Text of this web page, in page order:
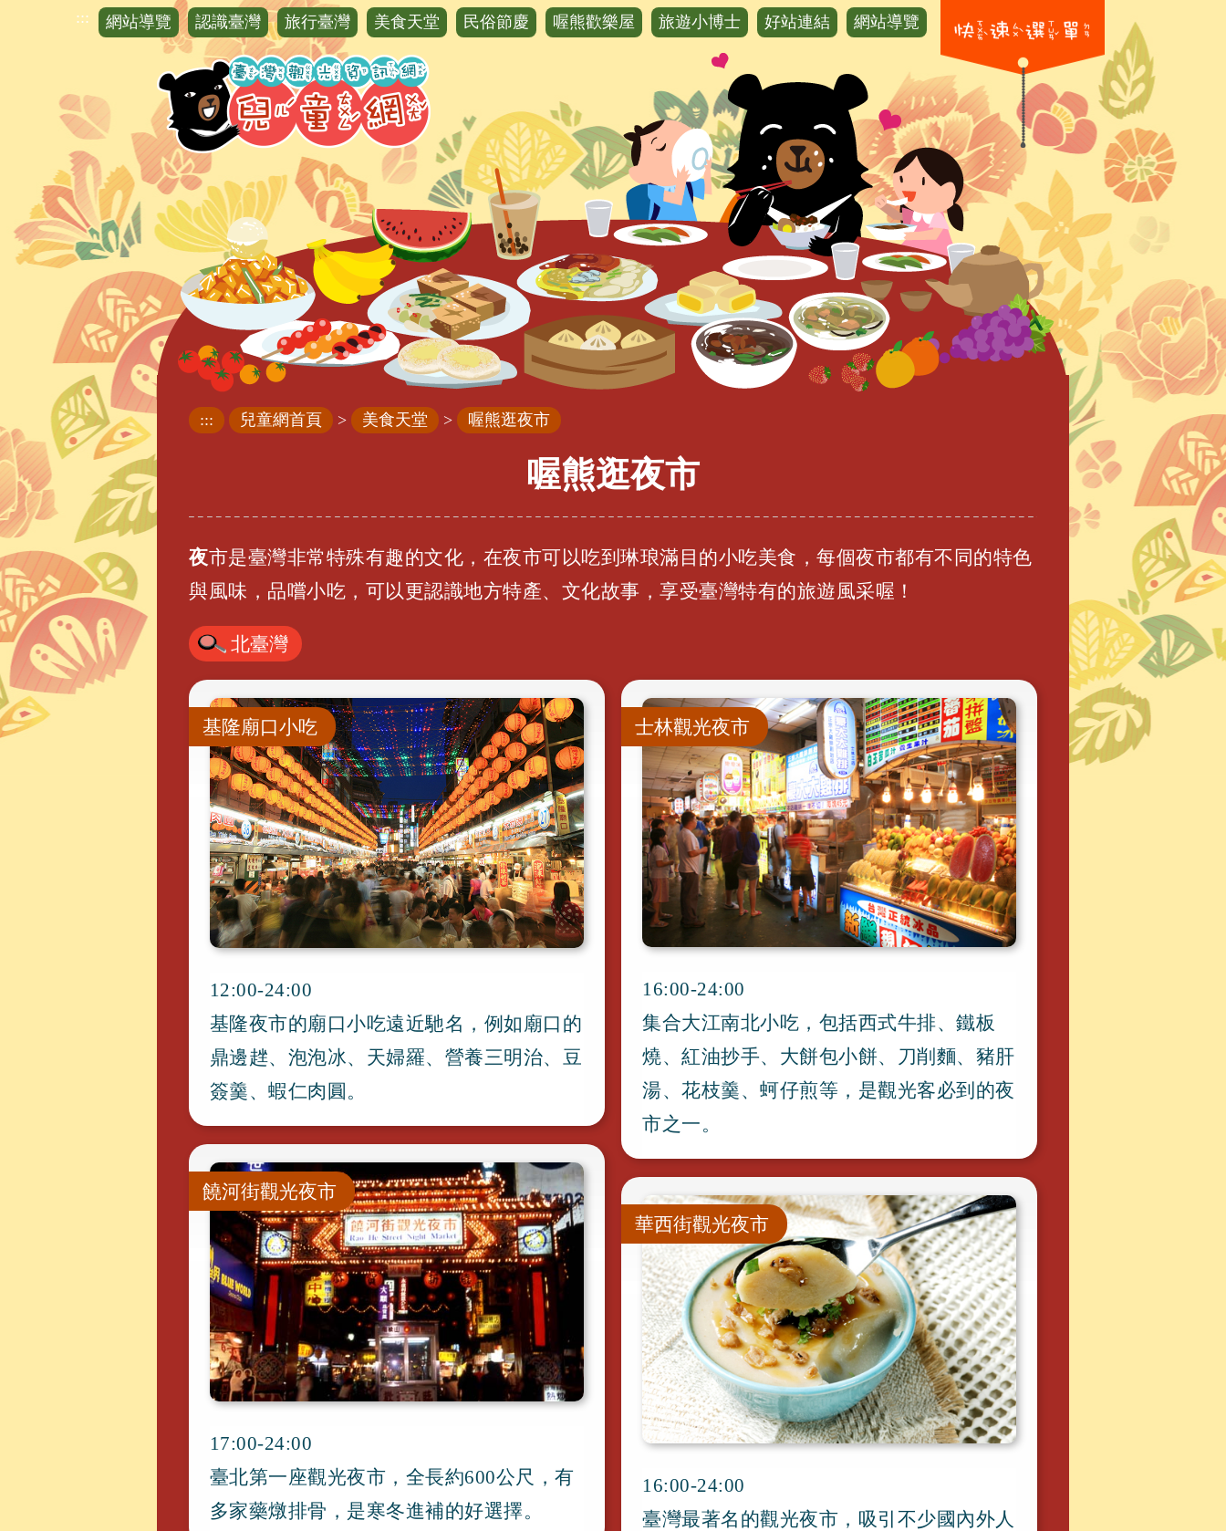
::: 網站導覽 認識臺灣 旅行臺灣 美食天堂 民俗節慶 喔熊歡樂屋 旅遊小博士 好站連結 網站導覽
::: 兒童網首頁 > 美食天堂 > 喔熊逛夜市
喔熊逛夜市
夜市是臺灣非常特殊有趣的文化 ， 在夜市可以吃到琳琅滿目的小吃美食 ， 每個夜市都有不同的特色
與風味 ， 品嚐小吃 ， 可以更認識地方特產、 文化故事 ， 享受臺灣特有的旅遊風采喔！
北臺灣
基隆廟口小吃
12:00-24:00
基隆夜市的廟口小吃遠近馳名 ， 例如廟口的
鼎邊趖
泡泡冰 天婦羅 營養三明治
豆
簽羹 、蝦仁肉圓 。
士林觀光夜市
16:00-24:00
集合大江南北小吃 ， 包括西式牛排、鐵板
燒、紅油抄手、 大餅包小餅、 刀削麵、 豬肝
湯、花枝羹、蚵仔煎等 ， 是觀光客必到的夜
市之一。
饒河街觀光夜市
17:00-24:00
臺北第一座觀光夜市 ， 全長約600公尺 ，有
多家藥燉排骨 ， 是寒冬進補的好選擇。
華西街觀光夜市
16:00-24:00
臺灣最著名的觀光夜市 ， 吸引不少國內外人